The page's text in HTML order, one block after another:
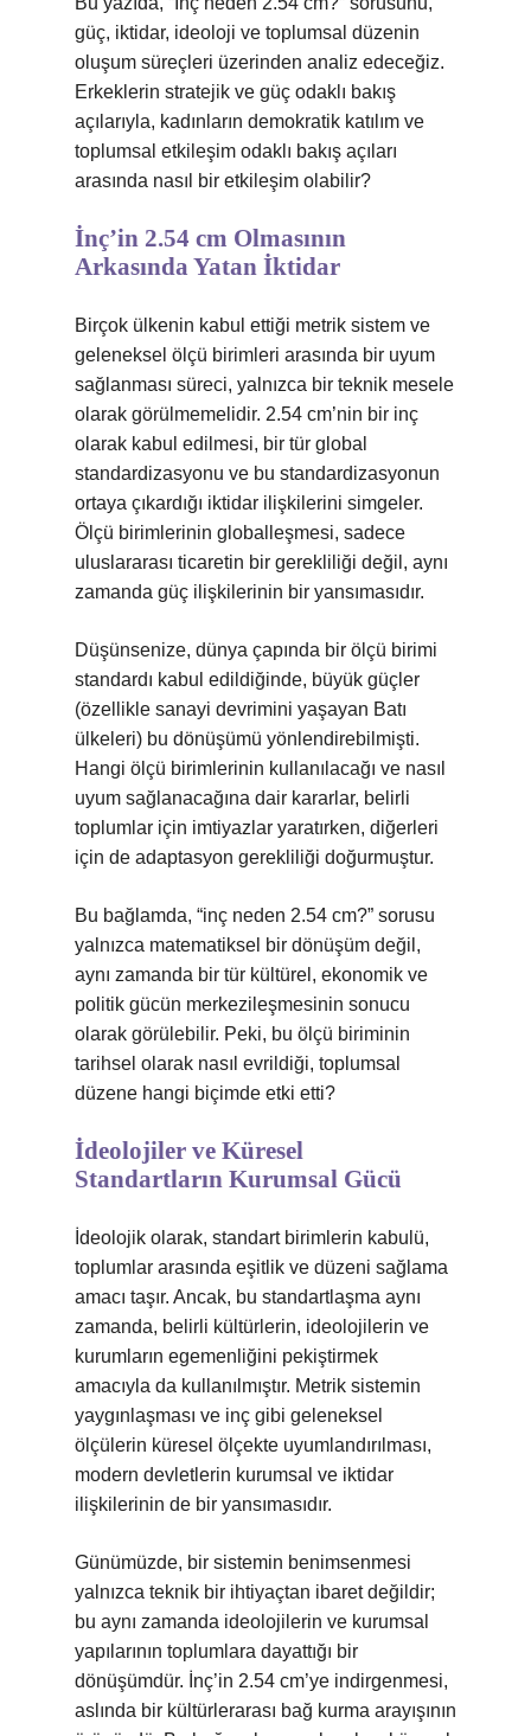
güç, iktidar, ideoloji ve toplumsal düzenin
oluşum süreçleri üzerinden analiz edeceğiz.
Erkeklerin stratejik ve güç odaklı bakış
açılarıyla, kadınların demokratik katılım ve
toplumsal etkileşim odaklı bakış açıları
arasında nasıl bir etkileşim olabilir?
İnç’in 2.54 cm Olmasının
Arkasında Yatan İktidar
Birçok ülkenin kabul ettiği metrik sistem ve
geleneksel ölçü birimleri arasında bir uyum
sağlanması süreci, yalnızca bir teknik mesele
olarak görülmemelidir. 2.54 cm’nin bir inç
olarak kabul edilmesi, bir tür global
standardizasyonu ve bu standardizasyonun
ortaya çıkardığı iktidar ilişkilerini simgeler.
Ölçü birimlerinin globalleşmesi, sadece
uluslararası ticaretin bir gerekliliği değil, aynı
zamanda güç ilişkilerinin bir yansımasıdır.
Düşünsenize, dünya çapında bir ölçü birimi
standardı kabul edildiğinde, büyük güçler
(özellikle sanayi devrimini yaşayan Batı
ülkeleri) bu dönüşümü yönlendirebilmişti.
Hangi ölçü birimlerinin kullanılacağı ve nasıl
uyum sağlanacağına dair kararlar, belirli
toplumlar için imtiyazlar yaratırken, diğerleri
için de adaptasyon gerekliliği doğurmuştur.
Bu bağlamda, “inç neden 2.54 cm?” sorusu
yalnızca matematiksel bir dönüşüm değil,
aynı zamanda bir tür kültürel, ekonomik ve
politik gücün merkezileşmesinin sonucu
olarak görülebilir. Peki, bu ölçü biriminin
tarihsel olarak nasıl evrildiği, toplumsal
düzene hangi biçimde etki etti?
İdeolojiler ve Küresel
Standartların Kurumsal Gücü
İdeolojik olarak, standart birimlerin kabulü,
toplumlar arasında eşitlik ve düzeni sağlama
amacı taşır. Ancak, bu standartlaşma aynı
zamanda, belirli kültürlerin, ideolojilerin ve
kurumların egemenliğini pekiştirmek
amacıyla da kullanılmıştır. Metrik sistemin
yaygınlaşması ve inç gibi geleneksel
ölçülerin küresel ölçekte uyumlandırılması,
modern devletlerin kurumsal ve iktidar
ilişkilerinin de bir yansımasıdır.
Günümüzde, bir sistemin benimsenmesi
yalnızca teknik bir ihtiyaçtan ibaret değildir;
bu aynı zamanda ideolojilerin ve kurumsal
yapılarının toplumlara dayattığı bir
dönüşümdür. İnç’in 2.54 cm’ye indirgenmesi,
aslında bir kültürlerarası bağ kurma arayışının